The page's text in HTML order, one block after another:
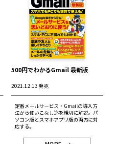
500円でわかるGmail 最新版
2021.12.13 発売
定番メールサービス・Gmailの導入方
法から使いこなし迄を親切に解説。パ
ソコン版とスマホアプリ版の両方に対
応する。